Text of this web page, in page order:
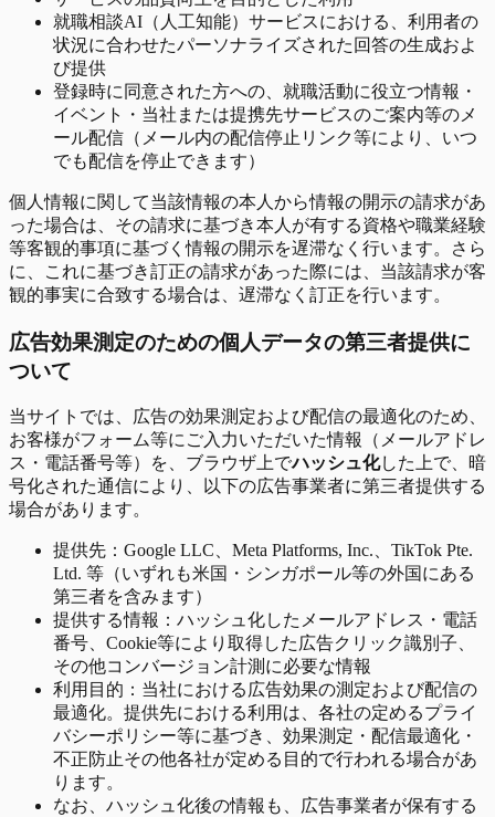
就職相談AI（人工知能）サービスにおける、利用者の
状況に合わせたパーソナライズされた回答の生成およ
び提供
登録時に同意された方への、就職活動に役立つ情報・
イベント・当社または提携先サービスのご案内等のメ
ール配信（メール内の配信停止リンク等により、いつ
でも配信を停止できます）
個人情報に関して当該情報の本人から情報の開示の請求があ
った場合は、その請求に基づき本人が有する資格や職業経験
等客観的事項に基づく情報の開示を遅滞なく行います。さら
に、これに基づき訂正の請求があった際には、当該請求が客
観的事実に合致する場合は、遅滞なく訂正を行います。
広告効果測定のための個人データの第三者提供に
ついて
当サイトでは、広告の効果測定および配信の最適化のため、
お客様がフォーム等にご入力いただいた情報（メールアドレ
ス・電話番号等）を、ブラウザ上でハッシュ化した上で、暗
号化された通信により、以下の広告事業者に第三者提供する
場合があります。
提供先：Google LLC、Meta Platforms, Inc.、TikTok Pte.
Ltd. 等（いずれも米国・シンガポール等の外国にある
第三者を含みます）
提供する情報：ハッシュ化したメールアドレス・電話
番号、Cookie等により取得した広告クリック識別子、
その他コンバージョン計測に必要な情報
利用目的：当社における広告効果の測定および配信の
最適化。提供先における利用は、各社の定めるプライ
バシーポリシー等に基づき、効果測定・配信最適化・
不正防止その他各社が定める目的で行われる場合があ
ります。
なお、ハッシュ化後の情報も、広告事業者が保有する